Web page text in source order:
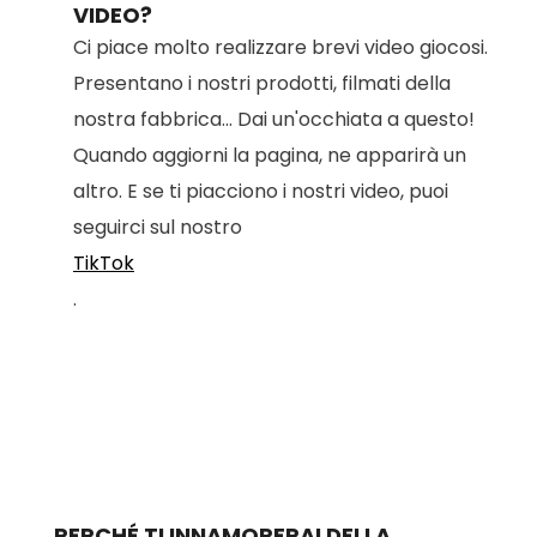
VIDEO?
Ci piace molto realizzare brevi video giocosi.
Presentano i nostri prodotti, filmati della
nostra fabbrica... Dai un'occhiata a questo!
Quando aggiorni la pagina, ne apparirà un
altro. E se ti piacciono i nostri video, puoi
seguirci sul nostro
TikTok
.